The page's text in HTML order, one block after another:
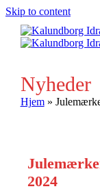
Skip to content
Nyheder
Hjem»
2024